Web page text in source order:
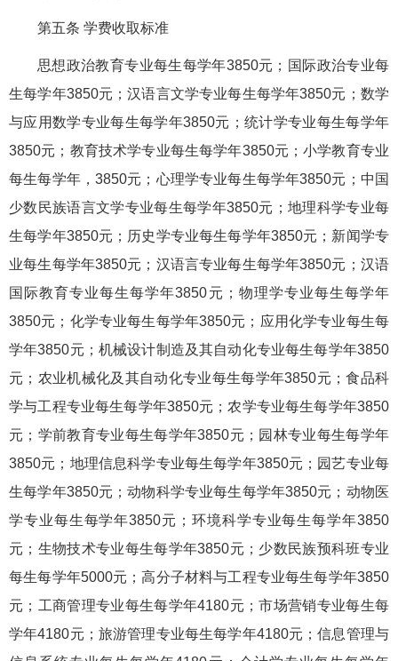
第五条 学费收取标准
思想政治教育专业每生每学年3850元；国际政治专业每
生每学年3850元；汉语言文学专业每生每学年3850元；数学
与应用数学专业每生每学年3850元；统计学专业每生每学年
3850元；教育技术学专业每生每学年3850元；小学教育专业
每生每学年，3850元；心理学专业每生每学年3850元；中国
少数民族语言文学专业每生每学年3850元；地理科学专业每
生每学年3850元；历史学专业每生每学年3850元；新闻学专
业每生每学年3850元；汉语言专业每生每学年3850元；汉语
国际教育专业每生每学年3850元；物理学专业每生每学年
3850元；化学专业每生每学年3850元；应用化学专业每生每
学年3850元；机械设计制造及其自动化专业每生每学年3850
元；农业机械化及其自动化专业每生每学年3850元；食品科
学与工程专业每生每学年3850元；农学专业每生每学年3850
元；学前教育专业每生每学年3850元；园林专业每生每学年
3850元；地理信息科学专业每生每学年3850元；园艺专业每
生每学年3850元；动物科学专业每生每学年3850元；动物医
学专业每生每学年3850元；环境科学专业每生每学年3850
元；生物技术专业每生每学年3850元；少数民族预科班专业
每生每学年5000元；高分子材料与工程专业每生每学年3850
元；工商管理专业每生每学年4180元；市场营销专业每生每
学年4180元；旅游管理专业每生每学年4180元；信息管理与